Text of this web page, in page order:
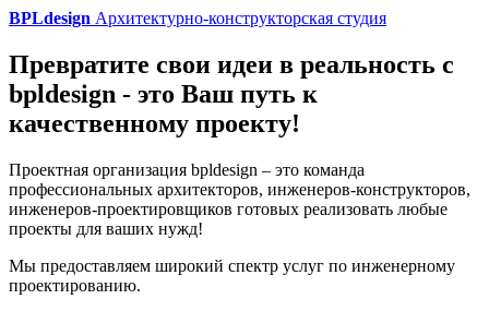
BPLdesign Архитектурно-конструкторская студия
Превратите свои идеи в реальность с
bpldesign - это Ваш путь к
качественному проекту!
Проектная организация bpldesign – это команда
профессиональных архитекторов, инженеров-конструкторов,
инженеров-проектировщиков готовых реализовать любые
проекты для ваших нужд!
Мы предоставляем широкий спектр услуг по инженерному
проектированию.